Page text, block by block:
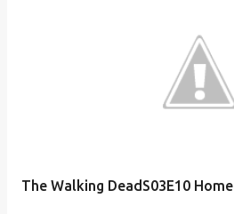
The Walking DeadS03E10 Home